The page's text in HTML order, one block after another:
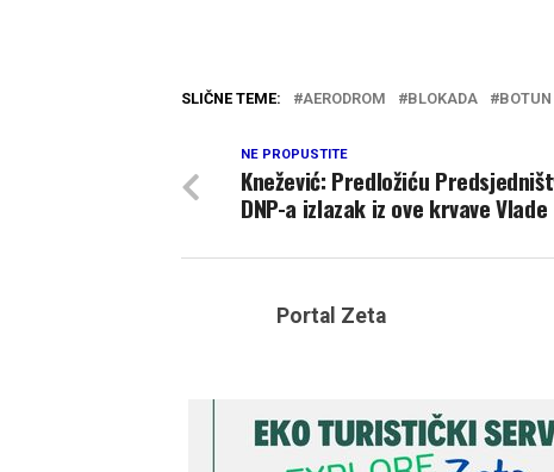
SLIČNE TEME: AERODROM BLOKADA BOTUN
NE PROPUSTITE
Knežević: Predložiću
DNP-a izlazak iz ove krvave Vlade
Portal Zeta